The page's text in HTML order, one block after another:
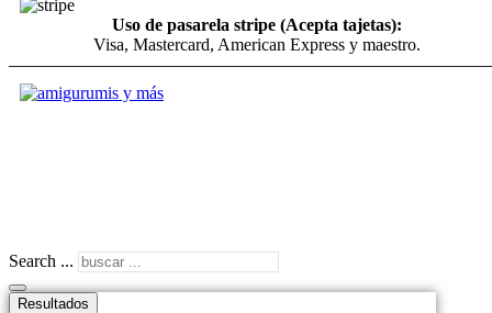
Uso de pasarela stripe (Acepta tajetas):
Visa, Mastercard, American Express y maestro.
Search ...
Resultados